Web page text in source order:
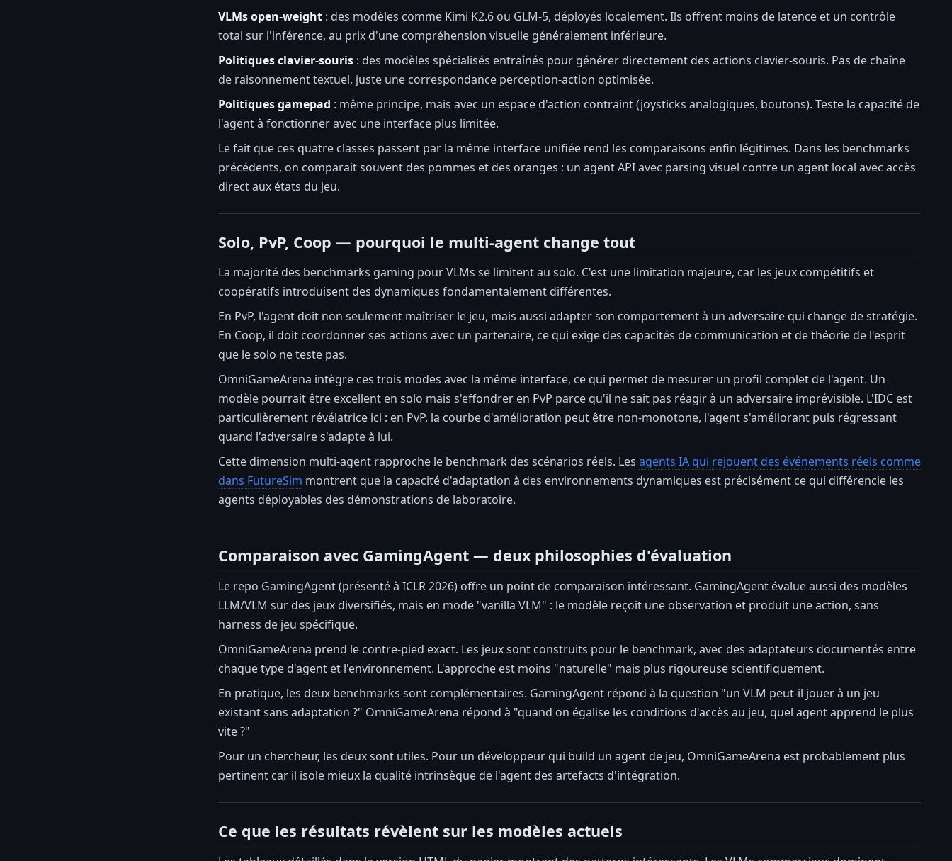
VLMs open-weight : des modèles comme Kimi K2.6 ou GLM-5, déployés localement. Ils offrent moins de latence et un contrôle
total sur l'inférence, au prix d'une compréhension visuelle généralement inférieure.
Politiques clavier-souris : des modèles spécialisés entraînés pour générer directement des actions clavier-souris. Pas de chaîne
de raisonnement textuel, juste une correspondance perception-action optimisée.
Politiques gamepad : même principe, mais avec un espace d'action contraint (joysticks analogiques, boutons). Teste la capacité de
l'agent à fonctionner avec une interface plus limitée.
Le fait que ces quatre classes passent par la même interface unifiée rend les comparaisons enfin légitimes. Dans les benchmarks
précédents, on comparait souvent des pommes et des oranges : un agent API avec parsing visuel contre un agent local avec accès
direct aux états du jeu.
Solo, PvP, Coop — pourquoi le multi-agent change tout
La majorité des benchmarks gaming pour VLMs se limitent au solo. C'est une limitation majeure, car les jeux compétitifs et
coopératifs introduisent des dynamiques fondamentalement différentes.
En PvP, l'agent doit non seulement maîtriser le jeu, mais aussi adapter son comportement à un adversaire qui change de stratégie.
En Coop, il doit coordonner ses actions avec un partenaire, ce qui exige des capacités de communication et de théorie de l'esprit
que le solo ne teste pas.
OmniGameArena intègre ces trois modes avec la même interface, ce qui permet de mesurer un profil complet de l'agent. Un
modèle pourrait être excellent en solo mais s'effondrer en PvP parce qu'il ne sait pas réagir à un adversaire imprévisible. L'IDC est
particulièrement révélatrice ici : en PvP, la courbe d'amélioration peut être non-monotone, l'agent s'améliorant puis régressant
quand l'adversaire s'adapte à lui.
Cette dimension multi-agent rapproche le benchmark des scénarios réels. Les agents IA qui rejouent des événements réels comme
dans FutureSim montrent que la capacité d'adaptation à des environnements dynamiques est précisément ce qui différencie les
agents déployables des démonstrations de laboratoire.
Comparaison avec GamingAgent — deux philosophies d'évaluation
Le repo GamingAgent (présenté à ICLR 2026) offre un point de comparaison intéressant. GamingAgent évalue aussi des modèles
LLM/VLM sur des jeux diversifiés, mais en mode "vanilla VLM" : le modèle reçoit une observation et produit une action, sans
harness de jeu spécifique.
OmniGameArena prend le contre-pied exact. Les jeux sont construits pour le benchmark, avec des adaptateurs documentés entre
chaque type d'agent et l'environnement. L'approche est moins "naturelle" mais plus rigoureuse scientifiquement.
En pratique, les deux benchmarks sont complémentaires. GamingAgent répond à la question "un VLM peut-il jouer à un jeu
existant sans adaptation ?" OmniGameArena répond à "quand on égalise les conditions d'accès au jeu, quel agent apprend le plus
vite ?"
Pour un chercheur, les deux sont utiles. Pour un développeur qui build un agent de jeu, OmniGameArena est probablement plus
pertinent car il isole mieux la qualité intrinsèque de l'agent des artefacts d'intégration.
Ce que les résultats révèlent sur les modèles actuels